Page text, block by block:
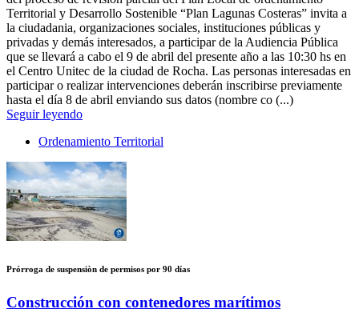
Territorial y Desarrollo Sostenible “Plan Lagunas Costeras” invita a
la ciudadania, organizaciones sociales, instituciones públicas y
privadas y demás interesados, a participar de la Audiencia Pública
que se llevará a cabo el 9 de abril del presente año a las 10:30 hs en
el Centro Unitec de la ciudad de Rocha. Las personas interesadas en
participar o realizar intervenciones deberán inscribirse previamente
hasta el día 8 de abril enviando sus datos (nombre co (...)
Seguir leyendo
Ordenamiento Territorial
Prórroga de suspensiòn de permisos por 90 días
Construcción con contenedores marítimos